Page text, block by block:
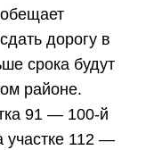
дорогу в
срока будут
районе.
91 — 100-й
участке 112 —